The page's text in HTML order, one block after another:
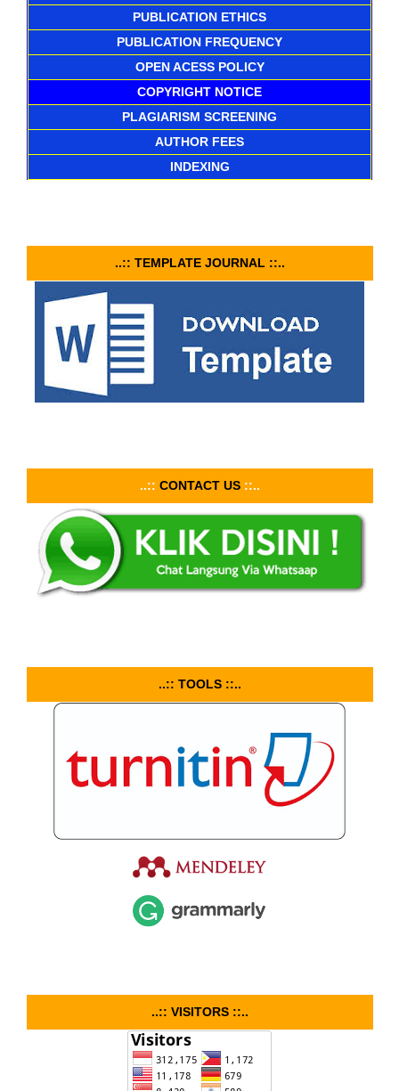
PUBLICATION ETHICS
PUBLICATION FREQUENCY
OPEN ACESS POLICY
COPYRIGHT NOTICE
PLAGIARISM SCREENING
AUTHOR FEES
INDEXING
..:: TEMPLATE JOURNAL ::..
..:: CONTACT US ::..
..:: TOOLS ::..
..:: VISITORS ::..